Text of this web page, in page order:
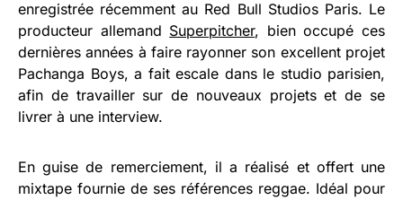
enregistrée récemment au Red Bull Studios Paris. Le
producteur allemand Superpitcher, bien occupé ces
dernières années à faire rayonner son excellent projet
Pachanga Boys, a fait escale dans le studio parisien,
afin de travailler sur de nouveaux projets et de se
livrer à une interview.
En guise de remerciement, il a réalisé et offert une
mixtape fournie de ses références reggae. Idéal pour